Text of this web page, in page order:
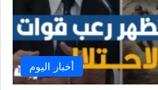
أخبار اليوم